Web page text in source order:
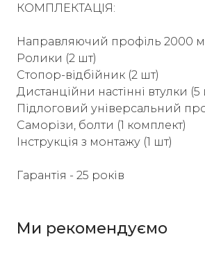
КОМПЛЕКТАЦІЯ:
Направляючий профіль 2000
Ролики (2 шт)
Стопор-відбійник (2 шт)
Дистанційни настінні втулки (5
Підлоговий універсальний
Саморізи, болти (1 комплект)
Інструкція з монтажу (1 шт)
Гарантія - 25 років
Ми рекомендуємо